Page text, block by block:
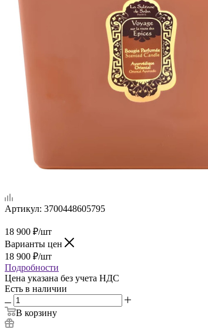
Артикул: 3700448605795
18 900 ₽/шт
Варианты цен
18 900 ₽/шт
Подробности
Цена указана без учета НДС
Есть в наличии
В корзину